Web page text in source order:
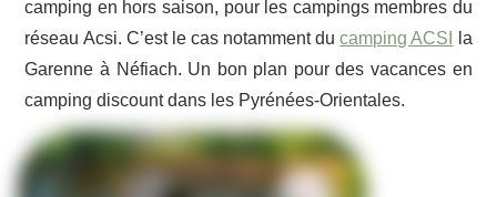
camping en hors saison, pour les campings membres du
réseau Acsi. C’est le cas notamment ducamping ACSI
la
Garenne à Néfiach. Un bon plan pour des vacances en
camping discount dans les Pyrénées-Orientales.